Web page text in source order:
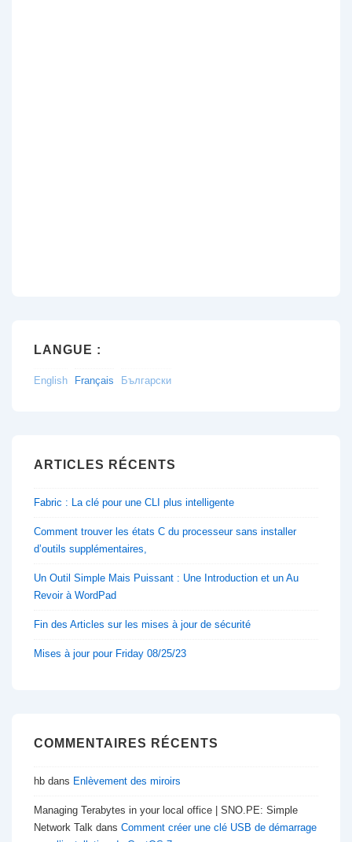
LANGUE :
English Français Български
ARTICLES RÉCENTS
Fabric : La clé pour une CLI plus intelligente
Comment trouver les états C du processeur sans installer
d’outils supplémentaires,
Un Outil Simple Mais Puissant : Une Introduction et un Au
Revoir à WordPad
Fin des Articles sur les mises à jour de sécurité
Mises à jour pour Friday 08/25/23
COMMENTAIRES RÉCENTS
hb dans Enlèvement des miroirs
Managing Terabytes in your local office | SNO.PE: Simple
Network Talk dans Comment créer une clé USB de démarrage